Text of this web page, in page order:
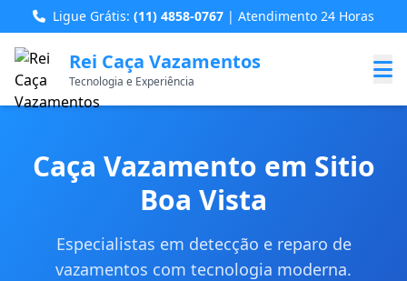
Ligue Grátis: (11) 4858-0767 | Atendimento 24 Horas
Rei Caça Vazamentos
Tecnologia e Experiência
Caça Vazamento em Sitio
Boa Vista
Especialistas em detecção e reparo de
vazamentos com tecnologia moderna.